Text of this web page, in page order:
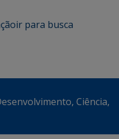
ir para busca
Ciência,